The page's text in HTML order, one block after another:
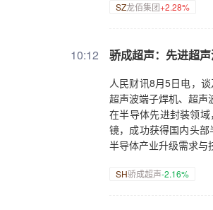
SZ龙佰集团+2.28%
10:12 骄成超声：先进超
人民财讯8月5日电，
超声波端子焊机、超声
在半导体先进封装领
镜，成功获得国内头
半导体产业升级需求与
SH骄成超声-2.16%